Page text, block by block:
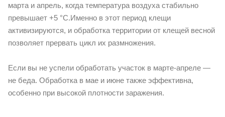
марта и апрель, когда температура воздуха стабильно
превышает +5 °C.Именно в этот период клещи
активизируются, и обработка территории от клещей весной
позволяет прервать цикл их размножения.
Если вы не успели обработать участок в марте-апреле —
не беда. Обработка в мае и июне также эффективна,
особенно при высокой плотности заражения.